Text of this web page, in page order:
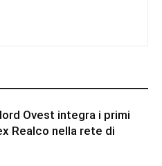
Ovest integra i primi
Realco nella rete di